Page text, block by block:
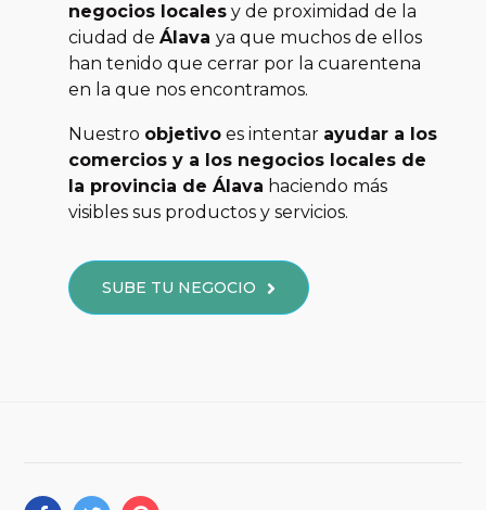
negocios localesy de proximidad de la
ciudad de Álava ya que muchos de ellos
han tenido que cerrar por la cuarentena
en la que nos encontramos.
Nuestro objetivoes intentar ayudar a los
comercios y a los negocios locales de
la provincia de Álava haciendo más
visibles sus productos y servicios.
SUBE TU NEGOCIO